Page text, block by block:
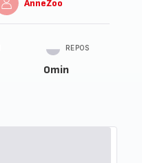
AnneZoo
REPOS
0min